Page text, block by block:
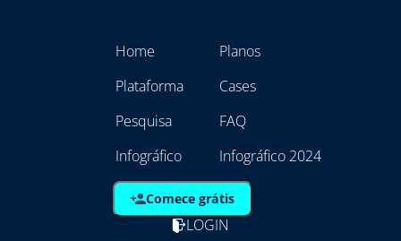
Home
Plataforma
Pesquisa
Infográfico
Planos
Cases
FAQ
Infográfico 2024
Comece grátis
LOGIN